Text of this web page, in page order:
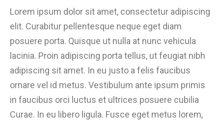
Lorem ipsum dolor sit amet, consectetur adipiscing
elit. Curabitur pellentesque neque eget diam
posuere porta. Quisque ut nulla at nunc vehicula
lacinia. Proin adipiscing porta tellus, ut feugiat nibh
adipiscing sit amet. In eu justo a felis faucibus
ornare vel id metus. Vestibulum ante ipsum primis
in faucibus orci luctus et ultrices posuere cubilia
Curae. In eu libero ligula. Fusce eget metus lorem,